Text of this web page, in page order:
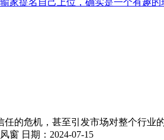
家提名自己上位，确实是一个有趣
的危机，甚至引发市场对整个行业
窗 日期：2024-07-15